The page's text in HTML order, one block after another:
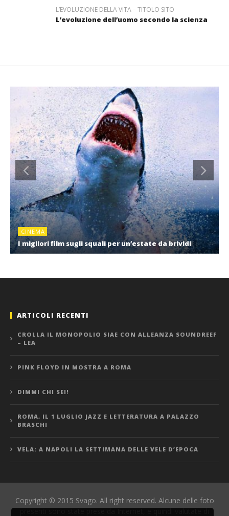
L’EVOLUZIONE DELLA VITA – TITOLO SITO
L’evoluzione dell’uomo secondo la scienza
CINEMA
I migliori film sugli squali per un’estate da brividi
ARTICOLI RECENTI
CROLLA IL MONOPOLIO SIAE CON ALLEANZA SOUNDREEF
– LEA
PINK FLOYD IN MOSTRA A ROMA
DIMMI CHI SEI!
ROMA, IL 1 LUGLIO JAZZ E LETTERATURA A PALAZZO
BRASCHI
VELA: A NAPOLI LA SETTIMANA DELLE VELE D’EPOCA
Copyright © 2015 Svago. All right reserved. Alcune delle foto